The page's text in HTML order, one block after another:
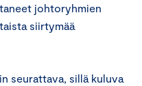
johtoryhmien
siirtymää
seurattava, sillä kuluva